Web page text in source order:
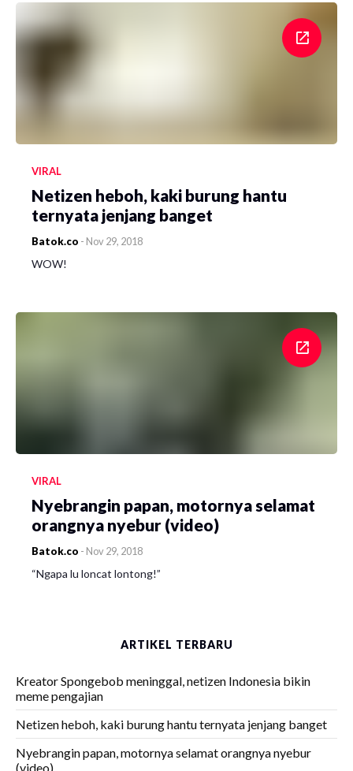
VIRAL
Netizen heboh, kaki burung hantu
ternyata jenjang banget
Batok.co - Nov 29, 2018
WOW!
VIRAL
Nyebrangin papan, motornya selamat
orangnya nyebur (video)
Batok.co - Nov 29, 2018
“Ngapa lu loncat lontong!”
ARTIKEL TERBARU
Kreator Spongebob meninggal, netizen Indonesia bikin
meme pengajian
Netizen heboh, kaki burung hantu ternyata jenjang banget
Nyebrangin papan, motornya selamat orangnya nyebur
(video)